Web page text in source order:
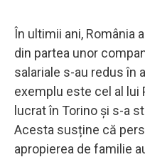
În ultimii ani, România
din partea unor
salariale s-au redus în
exemplu este cel al lui
lucrat în Torino și s-a
Acesta susține că
apropierea de familie